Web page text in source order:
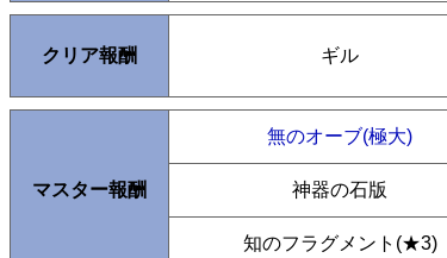
クリア報酬 ギル
マスター報酬
無のオーブ(極大)
神器の石版
知のフラグメント(★3)